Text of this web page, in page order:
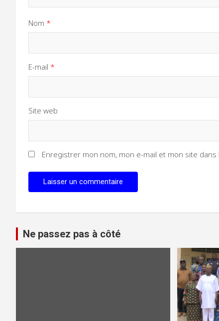
Nom *
E-mail *
Site web
Enregistrer mon nom, mon e-mail et mon site
Ne passez pas à côté